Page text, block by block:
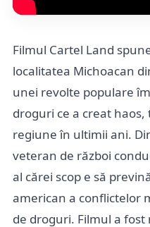
Filmul Cartel Land
localitatea Michoacan
unei revolte populare
droguri ce a creat
regiune în ultimii ani.
veteran de război
al cărei scop e să
american a conflictelor
de droguri. Filmul a fost